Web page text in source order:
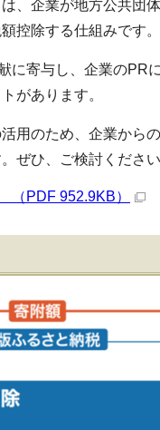
、企業が地方公共団
控除する仕組みです。
に寄与し、企業のPR
があります。
用のため、企業から
ぜひ、ご検討ください
（PDF 952.9KB）